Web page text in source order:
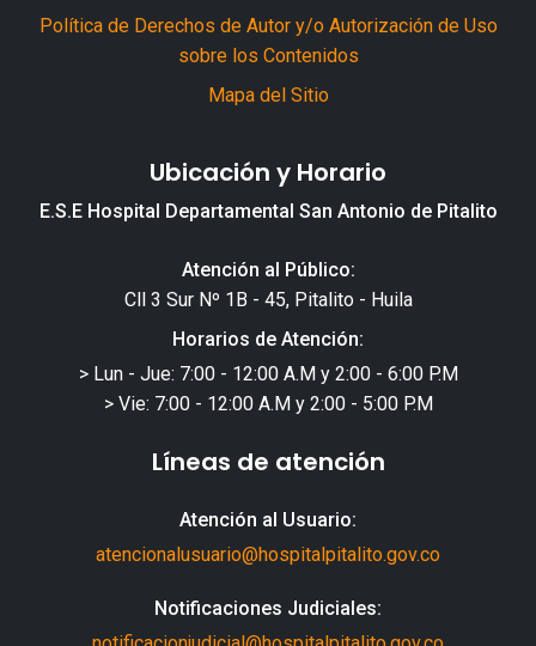
Política de Derechos de Autor y/o Autorización de Uso
sobre los Contenidos
Mapa del Sitio
Ubicación y Horario
E.S.E Hospital Departamental San Antonio de Pitalito
Atención al Público:
Cll 3 Sur Nº 1B - 45, Pitalito - Huila
Horarios de Atención:
> Lun - Jue: 7:00 - 12:00 A.M y 2:00 - 6:00 P.M
> Vie: 7:00 - 12:00 A.M y 2:00 - 5:00 P.M
Líneas de atención
Atención al Usuario:
atencionalusuario@hospitalpitalito.gov.co
Notificaciones Judiciales: